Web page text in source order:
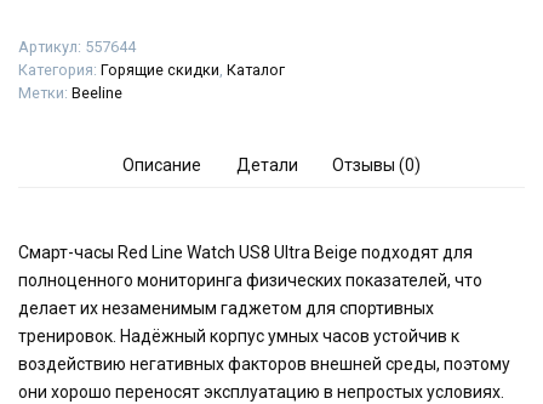
Артикул: 557644
Категория: Горящие скидки Каталог
Метки: Beeline
Описание Детали Отзывы (0)
Смарт-часы Red Line Watch US8 Ultra Beige подходят для
полноценного мониторинга физических показателей, что
делает их незаменимым гаджетом для спортивных
тренировок. Надёжный корпус умных часов устойчив к
воздействию негативных факторов внешней среды, поэтому
они хорошо переносят эксплуатацию в непростых условиях.